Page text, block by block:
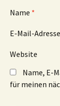
Name *
E-Mail-Adresse
Website
Name, E-
für meinen